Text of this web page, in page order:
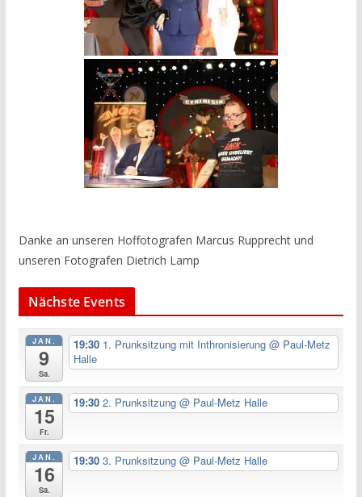
Danke an unseren Hoffotografen Marcus Rupprecht und
unseren Fotografen Dietrich Lamp
Nächste Events
JAN.
9
Sa.
19:30 1. Prunksitzung mit Inthronisierung@ Paul-Metz
Halle
JAN.
15
Fr.
19:302. Prunksitzung@ Paul-Metz Halle
JAN.
16
Sa.
19:303. Prunksitzung@ Paul-Metz Halle